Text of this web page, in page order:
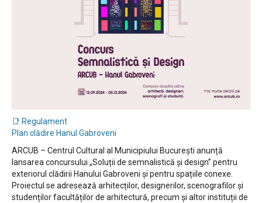
📑 Regulament
Plan clădire Hanul Gabroveni
ARCUB – Centrul Cultural al Municipiului București anunță
lansarea concursului „Soluții de semnalistică și design” pentru
exteriorul clădirii Hanului Gabroveni și pentru spațiile conexe.
Proiectul se adresează arhitecților, designerilor, scenografilor și
studenților facultăților de arhitectură, precum și altor instituții de